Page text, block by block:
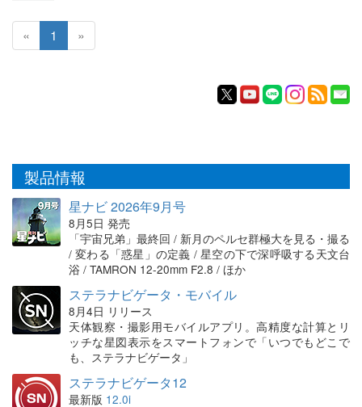
« 1 »
製品情報
星ナビ 2026年9月号
8月5日 発売
「宇宙兄弟」最終回 / 新月のペルセ群極大を見る・撮る
/ 変わる「惑星」の定義 / 星空の下で深呼吸する天文台
浴 / TAMRON 12-20mm F2.8 / ほか
ステラナビゲータ・モバイル
8月4日 リリース
天体観察・撮影用モバイルアプリ。高精度な計算とリ
ッチな星図表示をスマートフォンで「いつでもどこで
も、ステラナビゲータ」
ステラナビゲータ12
最新版 12.0i